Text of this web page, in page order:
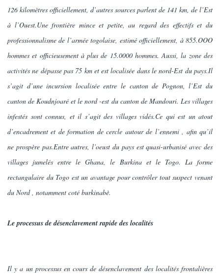
126 kilomètres officiellement, d’autres sources parlent de 141 km, de l’Est
à l’Ouest.Une frontière mince et petite, au regard des effectifs et du
professionnalisme de l’armée togolaise, estimé officiellement, à 855.OOO
hommes et officieusement à plus de 15.0000 hommes. Aussi, la zone des
activités ne dépasse pas 75 km et est localisée dans le nord-Est du pays.Il
s’agit d’une incursion localisée entre le canton de Pognon, l’Est du
canton de Koudnjoaré et le nord -est du canton de Mandouri. Les villages
infestés sont connus, et il s’agit des villages vidés.Ce qui est un atout
d’encadrement et de formation de cercle autour de l’ennemi , afin qu’il
ne prospère pas.Entre autres, l’oeust du pays est quasi-urbanisé avec des
villages jumelés entre le Ghana, le Burkina et le Togo. La forme
rectangulaire du Togo est un avantage pour contrôler tout suspect venant
du Nord , notamment coté burkinabè.
Le processus de désenclavement rapide des localités
Il y a un processus en cours de désenclavement des localités frontalières